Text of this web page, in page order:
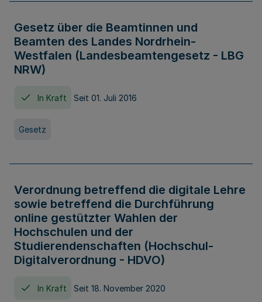
Gesetz über die Beamtinnen und
Beamten des Landes Nordrhein-
Westfalen (Landesbeamtengesetz - LBG
NRW)
In Kraft Seit 01. Juli 2016
Gesetz
Verordnung betreffend die digitale Lehre
sowie betreffend die Durchführung
online gestützter Wahlen der
Hochschulen und der
Studierendenschaften (Hochschul-
Digitalverordnung - HDVO)
In Kraft Seit 18. November 2020